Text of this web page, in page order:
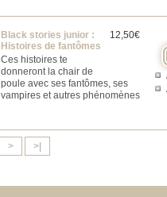
12,50€
Black stories junior :
Histoires de fantômes
Ces histoires te
donneront la chair de
poule avec ses fantômes, ses
vampires et autres phénomènes
> >|